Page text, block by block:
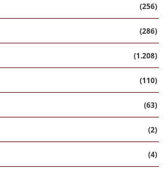
(256)
(286)
(1.208)
(110)
(63)
(2)
(4)